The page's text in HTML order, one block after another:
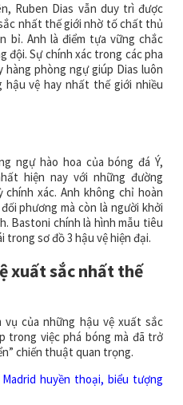
Ruben Dias vẫn duy trì được
nhất thế giới nhờ tố chất thủ
bỉ. Anh là điểm tựa vững chắc
đội. Sự chính xác trong các pha
phòng ngự giúp Dias luôn
vệ hay nhất thế giới nhiều
ngự hào hoa của bóng đá Ý,
hiện nay với những đường
xác. Anh không chỉ hoàn
phương mà còn là người khởi
Bastoni chính là hình mẫu tiêu
sơ đồ 3 hậu vệ hiện đại.
xuất sắc nhất thế
vụ của những hậu vệ xuất sắc
trong việc phá bóng mà đã trở
chiến thuật quan trọng.
Madrid huyền thoại, biểu tượng